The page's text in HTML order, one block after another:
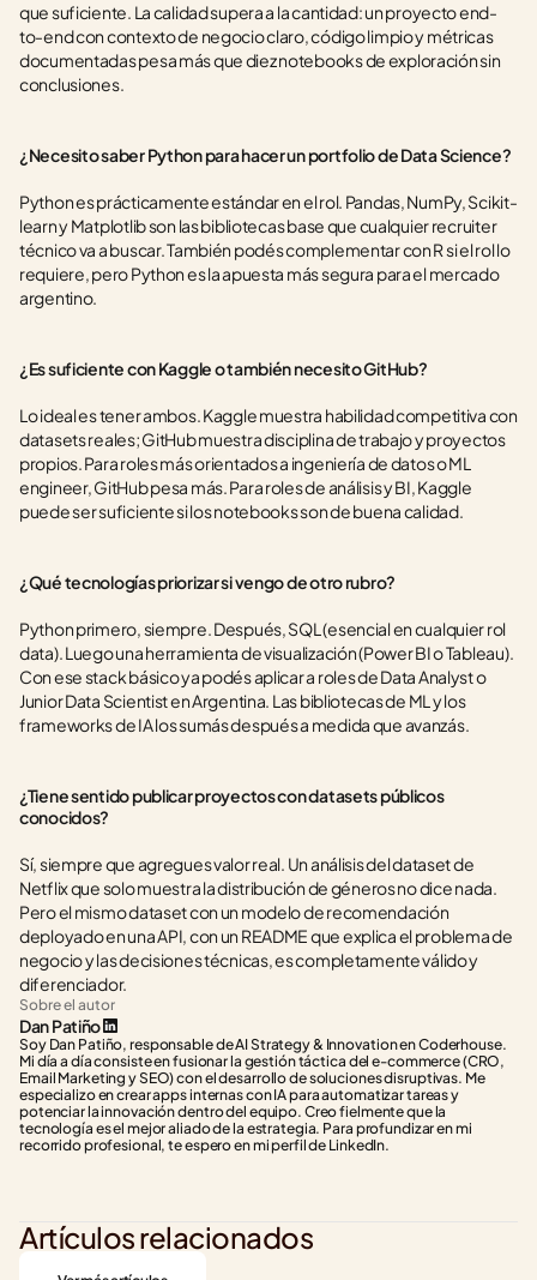
que suficiente. La calidad supera a la cantidad: un proyecto end-
to-end con contexto de negocio claro, código limpio y métricas
documentadas pesa más que diez notebooks de exploración sin
conclusiones.
¿Necesito saber Python para hacer un portfolio de Data Science?
Python es prácticamente estándar en el rol. Pandas, NumPy, Scikit-
learn y Matplotlib son las bibliotecas base que cualquier recruiter
técnico va a buscar. También podés complementar con R si el rol lo
requiere, pero Python es la apuesta más segura para el mercado
argentino.
¿Es suficiente con Kaggle o también necesito GitHub?
Lo ideal es tener ambos. Kaggle muestra habilidad competitiva con
datasets reales; GitHub muestra disciplina de trabajo y proyectos
propios. Para roles más orientados a ingeniería de datos o ML
engineer, GitHub pesa más. Para roles de análisis y BI, Kaggle
puede ser suficiente si los notebooks son de buena calidad.
¿Qué tecnologías priorizar si vengo de otro rubro?
Python primero, siempre. Después, SQL (esencial en cualquier rol
data). Luego una herramienta de visualización (Power BI o Tableau).
Con ese stack básico ya podés aplicar a roles de Data Analyst o
Junior Data Scientist en Argentina. Las bibliotecas de ML y los
frameworks de IA los sumás después a medida que avanzás.
¿Tiene sentido publicar proyectos con datasets públicos
conocidos?
Sí, siempre que agregues valor real. Un análisis del dataset de
Netflix que solo muestra la distribución de géneros no dice nada.
Pero el mismo dataset con un modelo de recomendación
deployado en una API, con un README que explica el problema de
negocio y las decisiones técnicas, es completamente válido y
diferenciador.
Sobre el autor
Dan Patiño
Soy Dan Patiño, responsable de AI Strategy & Innovation en Coderhouse.
Mi día a día consiste en fusionar la gestión táctica del e-commerce (CRO,
Email Marketing y SEO) con el desarrollo de soluciones disruptivas. Me
especializo en crear apps internas con IA para automatizar tareas y
potenciar la innovación dentro del equipo. Creo fielmente que la
tecnología es el mejor aliado de la estrategia. Para profundizar en mi
recorrido profesional, te espero en mi perfil de LinkedIn.
Artículos relacionados